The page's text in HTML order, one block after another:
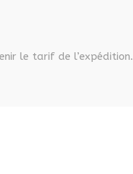
le tarif de l’expédition.